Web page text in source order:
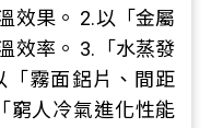
效果。 2.以「金屬
效率。 3.「水蒸發
「霧面鋁片、間距
窮人冷氣進化性能